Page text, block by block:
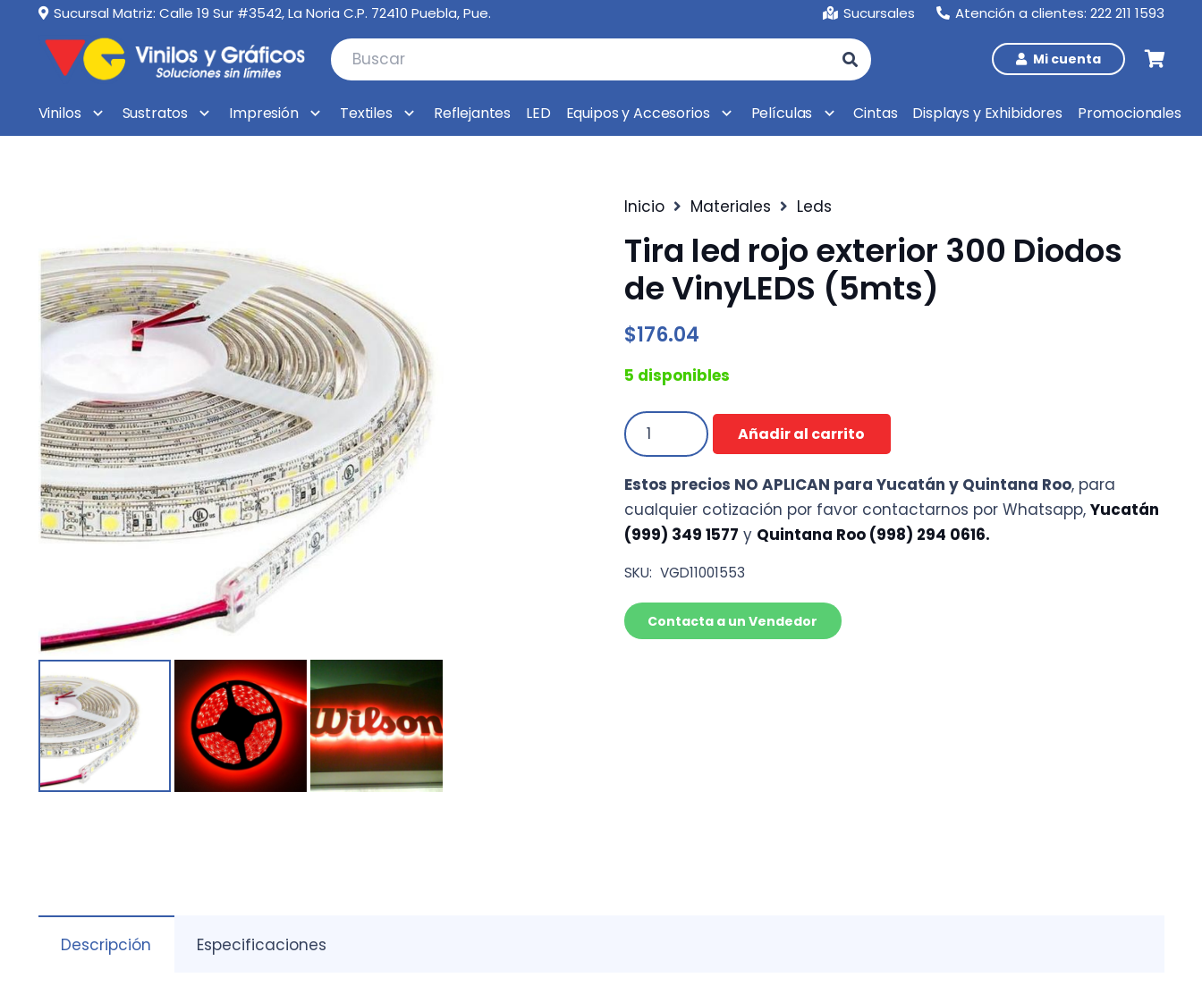
Sucursal Matriz: Calle 19 Sur #3542, La Noria C.P. 72410 Puebla, Pue. Sucursales Atención a clientes: 222 211 1593
Mi cuenta
Vinilos Sustratos Impresión Textiles Reflejantes LED Equipos y Accesorios Películas Cintas Displays y Exhibidores Promocionales
Inicio Materiales Leds
Tira led rojo exterior 300 Diodos
de VinyLEDS (5mts)
$176.04
5 disponibles
Tira
led
exterior
300
Diodos
de
VinyLEDS
(5mts)
Añadir al carrito
Estos precios NO APLICAN para Yucatán y Quintana Roo, para
cualquier cotización por favor contactarnos por Whatsapp, Yucatán
(999) 349 1577 y Quintana Roo (998) 294 0616.
SKU: VGD11001553
Contacta a un Vendedor
Descripción Especificaciones